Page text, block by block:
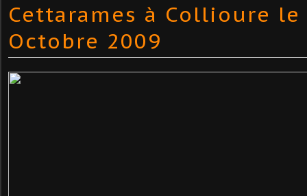
Cettarames à Collioure le
Octobre 2009